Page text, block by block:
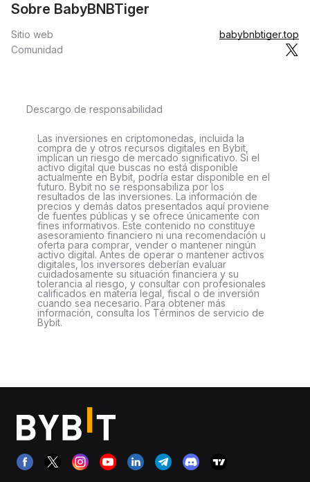
Sobre BabyBNBTiger
Sitio web
babybnbtiger.top
Comunidad
Descargo de responsabilidad
Las inversiones en criptomonedas, incluida la
compra de y otros recursos digitales en Bybit,
implican un riesgo de mercado significativo. Si el
activo digital que buscas no está disponible
actualmente en Bybit, podría estar disponible en el
futuro. Bybit no se responsabiliza por los
resultados de las inversiones. La información de
precios y demás datos presentados aquí proviene
de fuentes públicas y se ofrece únicamente con
fines informativos. Este contenido no constituye
asesoramiento financiero ni una recomendación u
oferta para comprar, vender o mantener ningún
activo digital. Antes de operar o mantener activos
digitales, los inversores deberían evaluar
cuidadosamente su situación financiera y su
tolerancia al riesgo, y consultar con profesionales
calificados en materia legal, fiscal o de inversión
cuando sea necesario. Para obtener más
información, consulta los Términos de servicio de
Bybit.